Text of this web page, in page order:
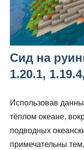
Сид на
1.20.1,
Использовав
тёплом океане,
подводных
примечательны